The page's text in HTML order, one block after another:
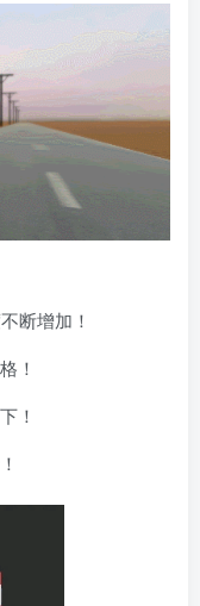
断增加！
！
！